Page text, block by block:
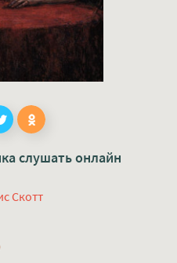
слушать онлайн
Скотт